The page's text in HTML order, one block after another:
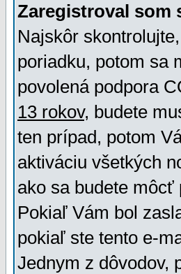
Zaregistroval som
Najskôr
poriadku, potom sa
povolená podpora
13 rokov, budete
ten prípad, potom
aktiváciu všetkých
ako sa budete
Pokiaľ Vám bol
pokiaľ ste tento e-
Jednym z dôvodov,